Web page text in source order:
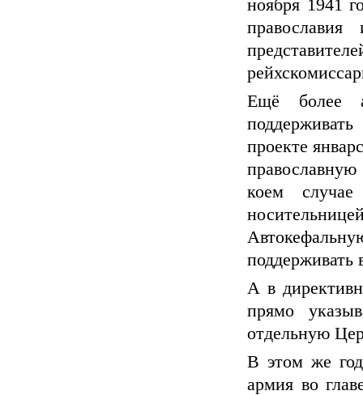
ноября 1941
Ещё более
проекте
коем
поддерживать
А в
прямо
отдельную
В этом же
армия во